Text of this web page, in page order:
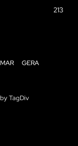
213
GERA
TagDiv